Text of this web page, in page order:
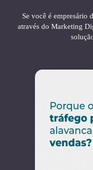
Se você é empresário
através do Marketing